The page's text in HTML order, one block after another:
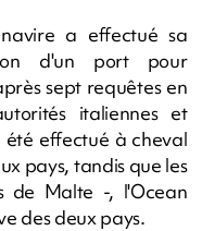
a effectué sa
d'un port pour
sept requêtes en
italiennes et
été effectué à cheval
pays, tandis que les
de Malte -, l'Ocean
des deux pays.